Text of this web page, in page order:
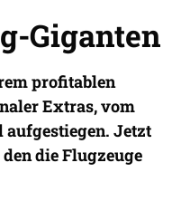
Giganten
profitablen
Extras, vom
Jetzt
die Flugzeuge